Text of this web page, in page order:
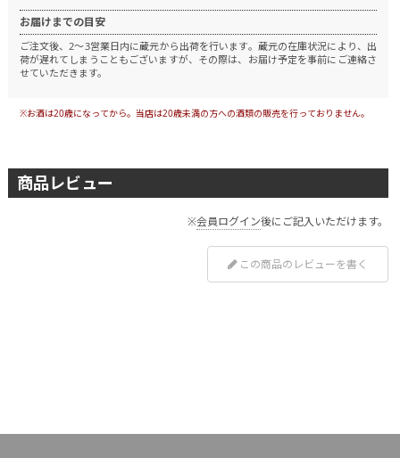
お届けまでの目安
ご注文後、2～3営業日内に蔵元から出荷を行います。 蔵元の在庫状況により、出
荷が遅れてしまうこともございますが、その際は、お届け予定を事前にご連絡さ
せていただきます。
※お酒は20歳になってから。当店は20歳未満の方への酒類の販売を行っておりません。
商品レビュー
※会員ログイン後にご記入いただけます。
この商品のレビューを書く